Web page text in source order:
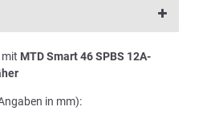
MTD Smart 46 SPBS 12A-
in mm):